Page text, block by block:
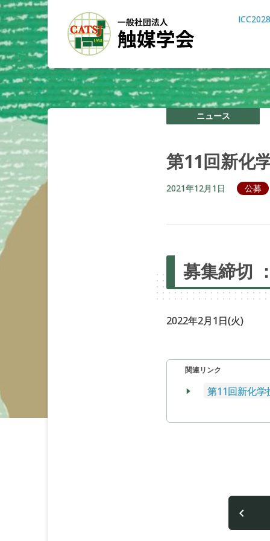
ニュース
第11回新化
2021年12月1日 公募
募集締切
2022年2月1日(火)
関連リンク
第11回新化学